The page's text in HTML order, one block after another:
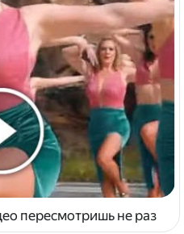
пересмотришь не раз